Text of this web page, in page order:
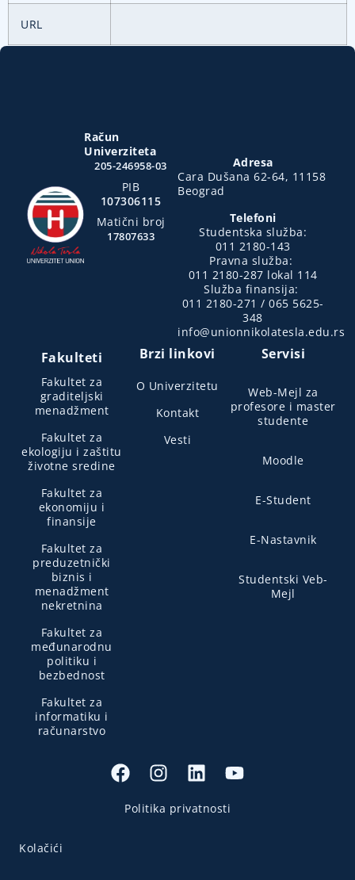
URL
Račun
Univerziteta
205-246958-03
PIB
107306115
Matični broj
17807633
Adresa
Cara Dušana 62-64, 11158
Beograd
Telefoni
Studentska služba:
011 2180-143
Pravna služba:
011 2180-287 lokal 114
Služba finansija:
011 2180-271 / 065 5625-
348
info@unionnikolatesla.edu.rs
Fakulteti
Fakultet za
graditeljski
menadžment
Fakultet za
ekologiju i zaštitu
životne sredine
Fakultet za
ekonomiju i
finansije
Fakultet za
preduzetnički
biznis i
menadžment
nekretnina
Fakultet za
međunarodnu
politiku i
bezbednost
Fakultet za
informatiku i
računarstvo
Brzi linkovi
O Univerzitetu
Kontakt
Vesti
Servisi
Web-Mejl za
profesore i master
studente
Moodle
E-Student
E-Nastavnik
Studentski Veb-
Mejl
Politika privatnosti
Kolačići